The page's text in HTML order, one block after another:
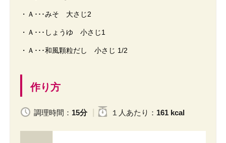
・Ａ･･･みそ 大さじ2
・Ａ･･･しょうゆ 小さじ1
・Ａ･･･和風顆粒だし 小さじ 1/2
作り方
調理時間： 15分 １人 あたり ： 161 kcal